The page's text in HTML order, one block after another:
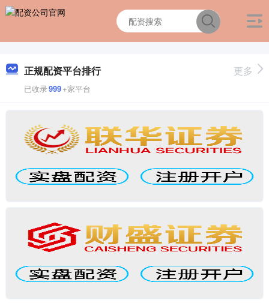
正规配资平台排行
已收录999+家平台
更多